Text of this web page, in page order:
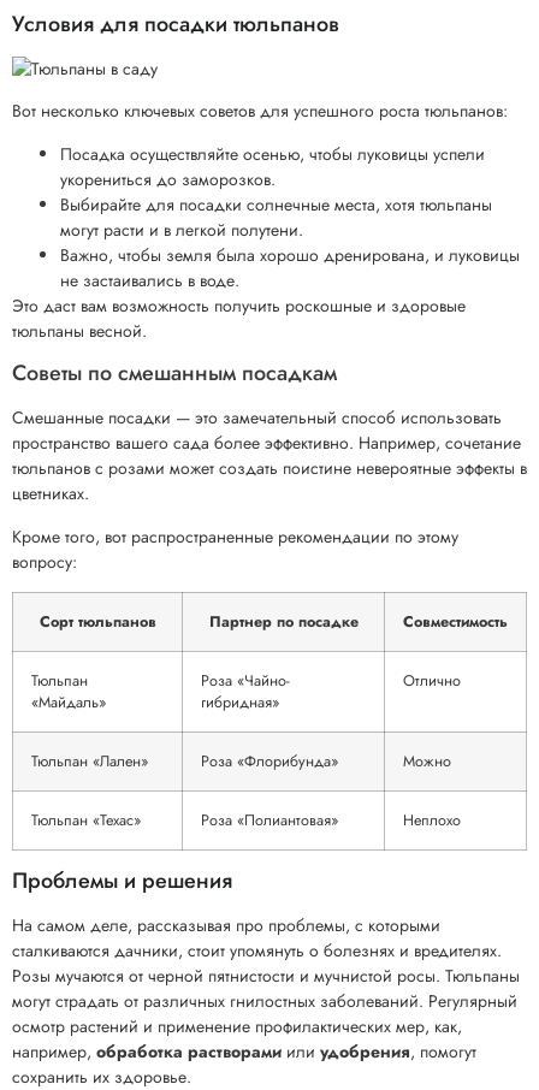
Условия для посадки тюльпанов
Вот несколько ключевых советов для успешного роста тюльпанов:
Посадка осуществляйте осенью, чтобы луковицы успели
укорениться до заморозков.
Выбирайте для посадки солнечные места, хотя тюльпаны
могут расти и в легкой полутени.
Важно, чтобы земля была хорошо дренирована, и луковицы
не застаивались в воде.
Это даст вам возможность получить роскошные и здоровые
тюльпаны весной.
Советы по смешанным посадкам
Смешанные посадки — это замечательный способ использовать
пространство вашего сада более эффективно. Например, сочетание
тюльпанов с розами может создать поистине невероятные эффекты в
цветниках.
Кроме того, вот распространенные рекомендации по этому
вопросу:
Сорт тюльпанов Партнер по посадке Совместимость
Тюльпан
«Майдаль»
Роза «Чайно-
гибридная»
Отлично
Тюльпан «Лален» Роза «Флорибунда» Можно
Тюльпан «Техас» Роза «Полиантовая» Неплохо
Проблемы и решения
На самом деле, рассказывая про проблемы, с которыми
сталкиваются дачники, стоит упомянуть о болезнях и вредителях.
Розы мучаются от черной пятнистости и мучнистой росы. Тюльпаны
могут страдать от различных гнилостных заболеваний. Регулярный
осмотр растений и применение профилактических мер, как,
например, обработка растворами или удобрения, помогут
сохранить их здоровье.